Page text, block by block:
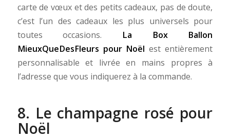
carte de vœux et des petits cadeaux, pas de doute,
c’est l’un des cadeaux les plus universels pour
toutes occasions. La Box Ballon
MieuxQueDesFleurs pour Noël est entièrement
personnalisable et livrée en mains propres à
l’adresse que vous indiquerez à la commande.
8. Le champagne rosé pour
Noël